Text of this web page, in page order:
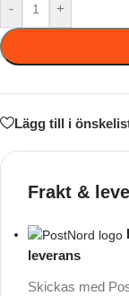
- +
Lägg till i
Frakt &
leverans
Skickas med